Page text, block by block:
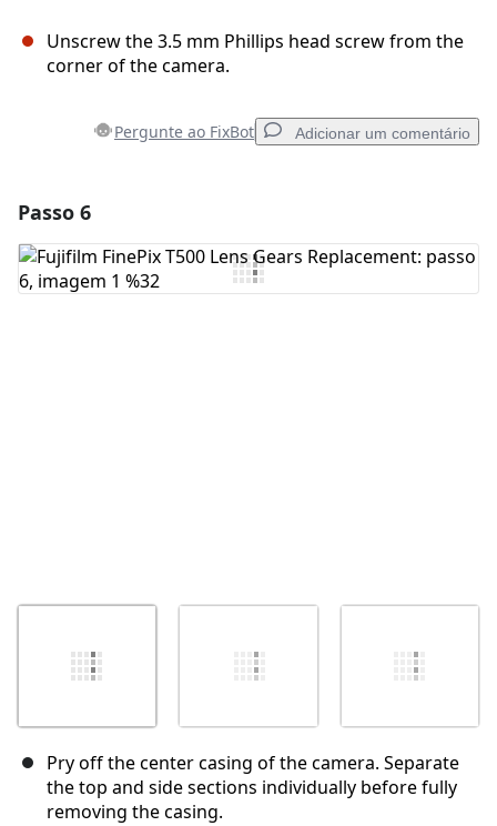
Unscrew the 3.5 mm Phillips head screw from the
corner of the camera.
Pergunte ao FixBot Adicionar um comentário
Comentar
Passo 6
Pry off the center casing of the camera. Separate
the top and side sections individually before fully
removing the casing.